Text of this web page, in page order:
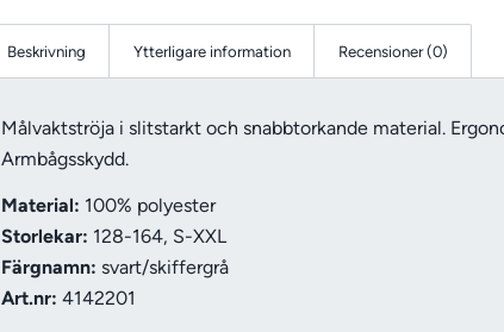
Beskrivning Ytterligare information Recensioner (0)
Målvaktströja i slitstarkt och snabbtorkande material.
Armbågsskydd.
Material: 100% polyester
Storlekar: 128-164, S-XXL
Färgnamn: svart/skiffergrå
Art.nr: 4142201